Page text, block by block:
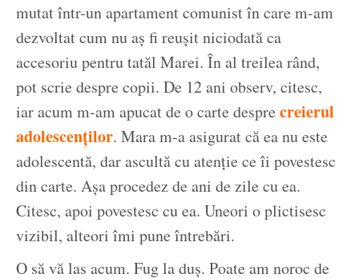
mutat într-un apartament comunist în care m-am
dezvoltat cum nu aș fi reușit niciodată ca
accesoriu pentru tatăl Marei. În al treilea rând,
pot scrie despre copii. De 12 ani observ, citesc,
iar acum m-am apucat de o carte despre creierul
adolescenților. Mara m-a asigurat că ea nu este
adolescentă, dar ascultă cu atenție ce îi povestesc
din carte. Așa procedez de ani de zile cu ea.
Citesc, apoi povestesc cu ea. Uneori o plictisesc
vizibil, alteori îmi pune întrebări.
O să vă las acum. Fug la duș. Poate am noroc de